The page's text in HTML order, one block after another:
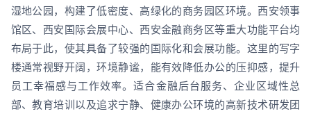
湿地公园，构建了低密度、高绿化的商务园区环境。西安领事
馆区、西安国际会展中心、西安金融商务区等重大功能平台均
布局于此，使其具备了较强的国际化和会展功能。这里的写字
楼通常视野开阔，环境静谧，能有效降低办公的压抑感，提升
员工幸福感与工作效率。适合金融后台服务、企业区域性总
部、教育培训以及追求宁静、健康办公环境的高新技术研发团